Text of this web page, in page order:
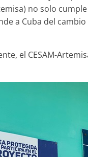
no solo
a Cuba del
el CESAM-